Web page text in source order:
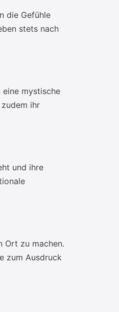
die Gefühle
stets nach
eine mystische
ihr
und ihre
Ort zu machen.
zum Ausdruck